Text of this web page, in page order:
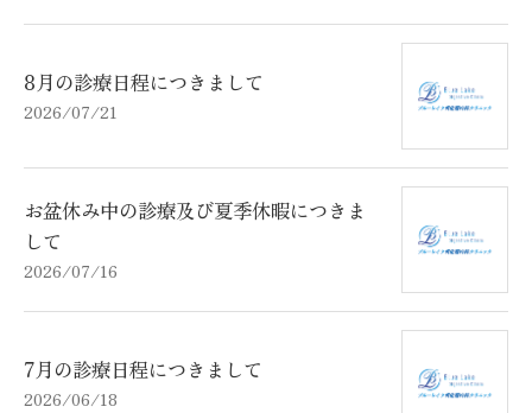
8月の診療日程につきまして
2026/07/21
お盆休み中の診療及び夏季休暇につきま
して
2026/07/16
7月の診療日程につきまして
2026/06/18